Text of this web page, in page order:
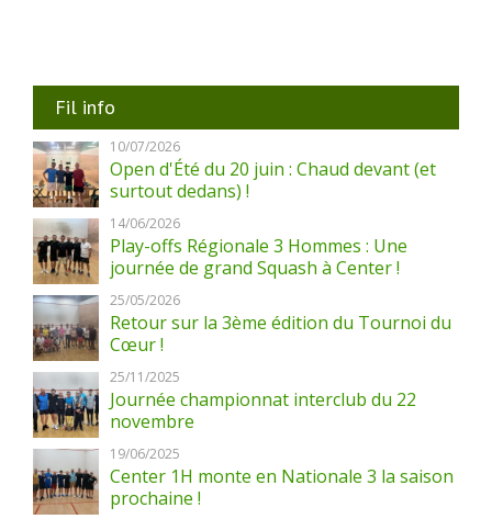
Fil info
10/07/2026
Open d'Été du 20 juin : Chaud devant (et
surtout dedans) !
14/06/2026
Play-offs Régionale 3 Hommes : Une
journée de grand Squash à Center !
25/05/2026
Retour sur la 3ème édition du Tournoi du
Cœur !
25/11/2025
Journée championnat interclub du 22
novembre
19/06/2025
Center 1H monte en Nationale 3 la saison
prochaine !